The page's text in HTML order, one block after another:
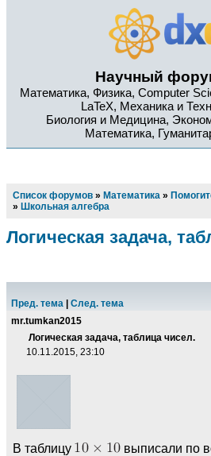
Научный
Математика, Физика, Computer
LaTeX, Механика и
Биология и Медицина,
Математика,
Список форумов » Математика »
» Школьная алгебра
Логическая задача,
Пред. тема
След. тема
mr.tumkan2015
Логическая задача, таблица чисел.
10.11.2015, 23:10
В таблицу
выписали по